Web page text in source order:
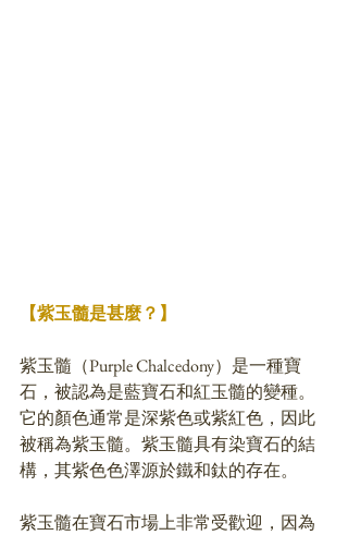
【紫玉髓是甚麼？】
紫玉髓（Purple Chalcedony）是一種寶
石，被認為是藍寶石和紅玉髓的變種。
它的顏色通常是深紫色或紫紅色，因此
被稱為紫玉髓。紫玉髓具有染寶石的結
構，其紫色色澤源於鐵和鈦的存在。
紫玉髓在寶石市場上非常受歡迎，因為